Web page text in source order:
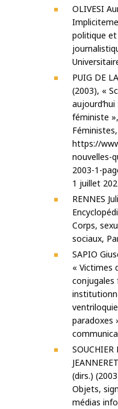
OLIVESI
politique et
PUIG DE
(2003), «
féministe
https://
nouvelles-
2003-1-
1 juillet
RENNES
Corps,
sociaux,
SAPIO
« Victimes
conjugales
paradoxes
(dirs.)
Objets,
médias